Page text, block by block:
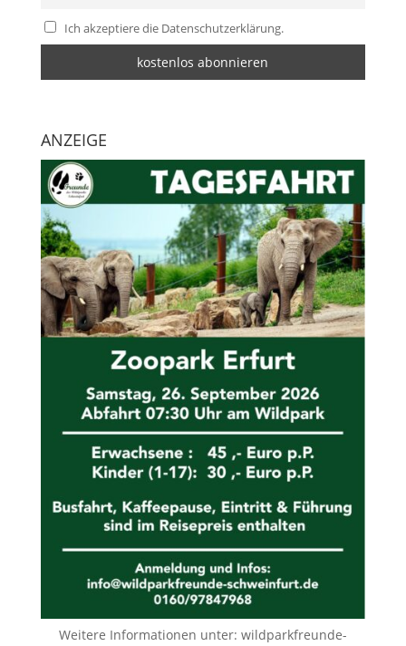
Ich akzeptiere die Datenschutzerklärung.
ANZEIGE
Weitere Informationen unter: wildparkfreunde-